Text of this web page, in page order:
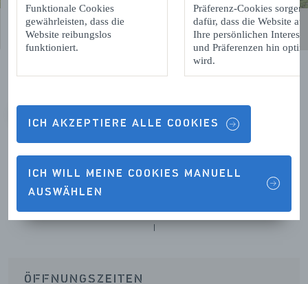
Funktionale Cookies
gewährleisten, dass die
Website reibungslos
funktioniert.
Präferenz-Cookies sorgen
dafür, dass die Website auf
Ihre persönlichen
und Präferenzen hin
wird.
ICH AKZEPTIERE ALLE COOKIES
ICH WILL MEINE COOKIES MANUELL
AUSWÄHLEN
VORIGEVOLGENDE
Kontaktdetails & Öffnungszeiten
ÖFFNUNGSZEITEN